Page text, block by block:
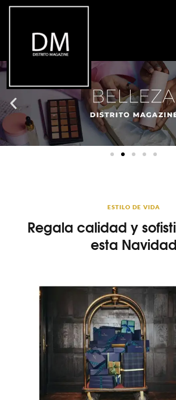
ESTILO DE VIDA
Regala calidad y
esta Navidad